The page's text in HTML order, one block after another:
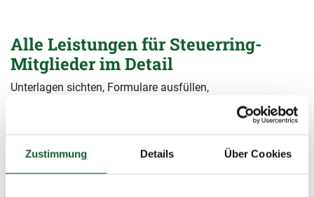
Zustimmung Details Über Cookies
Alle Leistungen für Steuerring-
Mitglieder im Detail
Unterlagen sichten, Formulare ausfüllen,
Steuerermäßigungen beantragen, Bescheide prüfen – wir
übernehmen alle Arbeiten rund um die Steuererklärung und
sichern damit Ihre Steuervorteile.